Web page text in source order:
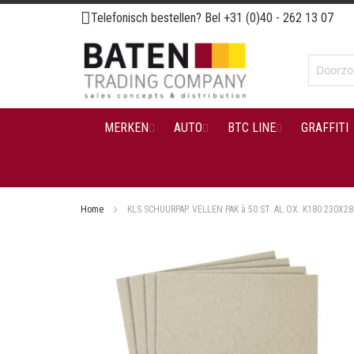
Ga
naar
de
inhoud
Telefonisch bestellen? Bel +31 (0)40 - 262 13 07
MERKEN AUTO BTC LINE GRAFFITI
Home KLS SCHUURPAP. VELLEN PAK à 50 ST. AL.OX. K180
afbeeldingen-